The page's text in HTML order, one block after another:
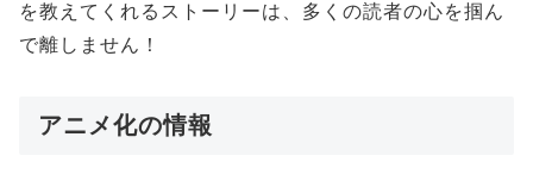
を教えてくれるストーリーは、多くの読者の心を掴ん
で離しません！
アニメ化の情報